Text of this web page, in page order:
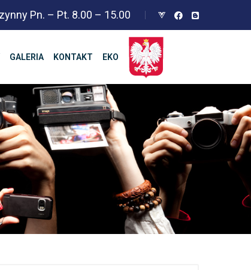
Pn. – Pt. 8.00 – 15.00
GALERIA KONTAKT EKO